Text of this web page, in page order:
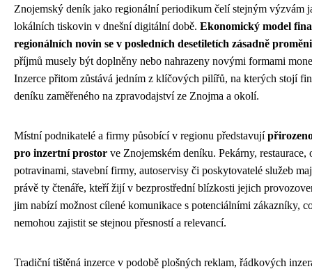
Znojemský deník jako regionální periodikum čelí stejným výzvám
lokálních tiskovin v dnešní digitální době. Ekonomický model
regionálních novin se v posledních desetiletích zásadně
příjmů musely být doplněny nebo nahrazeny novými formami
Inzerce přitom zůstává jedním z klíčových pilířů, na kterých stojí
deníku zaměřeného na zpravodajství ze Znojma a okolí.
Místní podnikatelé a firmy působící v regionu představují
pro inzertní prostor ve Znojemském deníku. Pekárny, restaurace,
potravinami, stavební firmy, autoservisy či poskytovatelé služeb
právě ty čtenáře, kteří žijí v bezprostřední blízkosti jejich
jim nabízí možnost cílené komunikace s potenciálními zákazníky,
nemohou zajistit se stejnou přesností a relevancí.
Tradiční tištěná inzerce v podobě plošných reklam, řádkových